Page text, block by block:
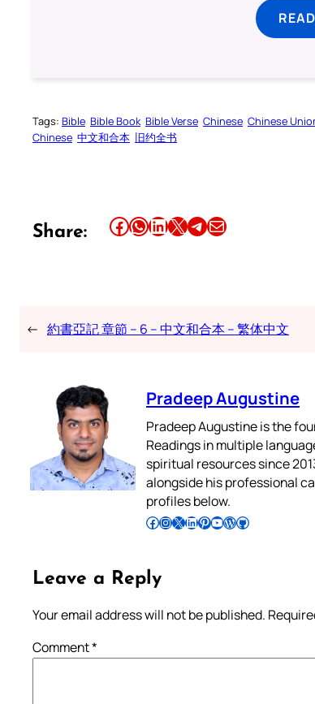
Tags: Bible Bible Book Bible Verse Chinese Chinese
Chinese 中文和合本 旧约全书
Share: Share this article on Facebook Share this article on WhatsApp Share this article on LinkedIn Share this article on X Share this article on TelegramEmail this Article
← 約書亞記 章節 – 6 – 中文和合本 – 繁体中文
Pradeep Augustine
Pradeep Augustine is the
Readings in multiple
spiritual resources since
alongside his professional
profiles below.
Follow Pradeep on Facebook Follow Pradeep on InstagramFollow Pradeep on X Follow Pradeep on LinkedIn Follow Pradeep on Pinterest Subscribe to Pradeep’s Youtube Channel Follow Pradeep on WordPress Follow Pradeep on GitHub
Leave a Reply
Your email address will not be published.
Comment*